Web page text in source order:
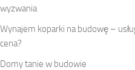
wyzwania
Wynajem koparki na budowę –
cena?
Domy tanie w budowie